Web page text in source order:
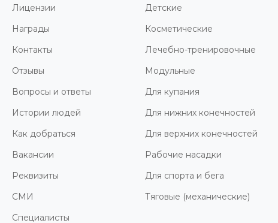
Лицензии
Награды
Контакты
Отзывы
Вопросы и ответы
Истории людей
Как добраться
Вакансии
Реквизиты
СМИ
Специалисты
Детские
Косметические
Лечебно-тренировочные
Модульные
Для купания
Для нижних конечностей
Для верхних конечностей
Рабочие насадки
Для спорта и бега
Тяговые (механические)